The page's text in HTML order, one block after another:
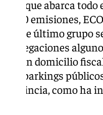
él, que abarca
0 emisiones,
A este último grupo
alegaciones
domicilio
parkings
provincia, como ha